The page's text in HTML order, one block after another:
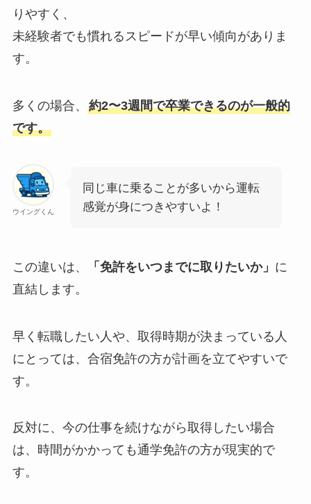
りやすく、
未経験者でも慣れるスピードが早い傾向がありま
す。
多くの場合、 約2〜3週間で卒業できるのが一般的
です。
ウイングくん
同じ車に乗ることが多いから運転
感覚が身につきやすいよ！
この違いは、 「免許をいつまでに取りたいか」 に
直結します。
早く転職したい人や、取得時期が決まっている人
にとっては、合宿免許の方が計画を立てやすいで
す。
反対に、今の仕事を続けながら取得したい場合
は、時間がかかっても通学免許の方が現実的で
す。